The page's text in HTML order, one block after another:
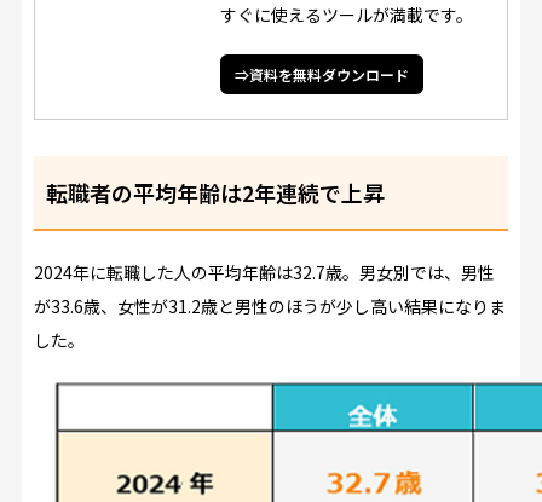
すぐに使えるツールが満載です。
⇒資料を無料ダウンロード
転職者の平均年齢は2年連続で上昇
2024年に転職した人の平均年齢は32.7歳。男女別では、男性
が33.6歳、女性が31.2歳と男性のほうが少し高い結果になりま
した。